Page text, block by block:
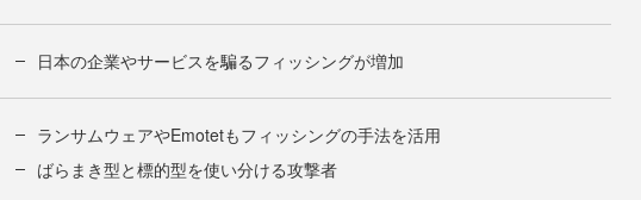
日本の企業やサービスを騙るフィッシングが増加
ランサムウェアやEmotetもフィッシングの手法を活用
ばらまき型と標的型を使い分ける攻撃者